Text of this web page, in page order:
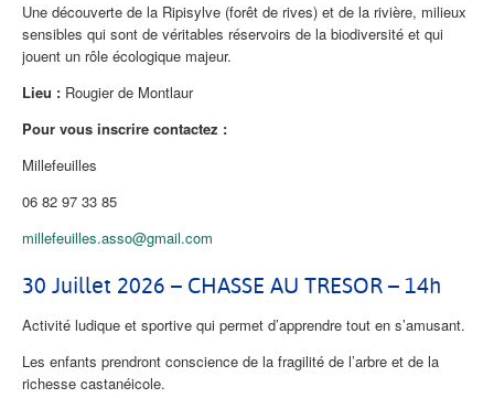
Une découverte de la Ripisylve (forêt de rives) et de la rivière, milieux
sensibles qui sont de véritables réservoirs de la biodiversité et qui
jouent un rôle écologique majeur.
Lieu : Rougier de Montlaur
Pour vous inscrire contactez :
Millefeuilles
06 82 97 33 85
millefeuilles.asso@gmail.com
30 Juillet 2026 – CHASSE AU TRESOR – 14h
Activité ludique et sportive qui permet d’apprendre tout en s’amusant.
Les enfants prendront conscience de la fragilité de l’arbre et de la
richesse castanéicole.